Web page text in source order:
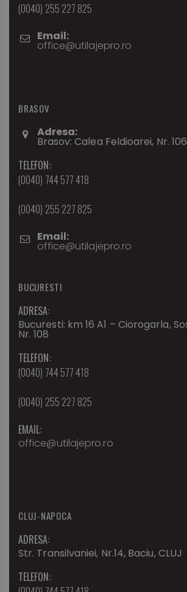
(0040) 255 227 825
Email:
office@utilajepro.ro
BRASOV
Adresa:
Brasov: Calea Feldioarei, Nr. 106
TELEFON:
(0040) 744 577 418
(0040) 255 227 825
Email:
office@utilajepro.ro
BUCURESTI
ADRESA:
Bucuresti: km 16 A1 – Ciorogarla,
Nr. 108
TELEFON:
(0040) 744 577 418
(0040) 255 227 825
EMAIL:
office@utilajepro.ro
CLUJ-NAPOCA
ADRESA:
Str. Transilvaniei, Nr.14, Baciu, CLUJ
TELEFON: